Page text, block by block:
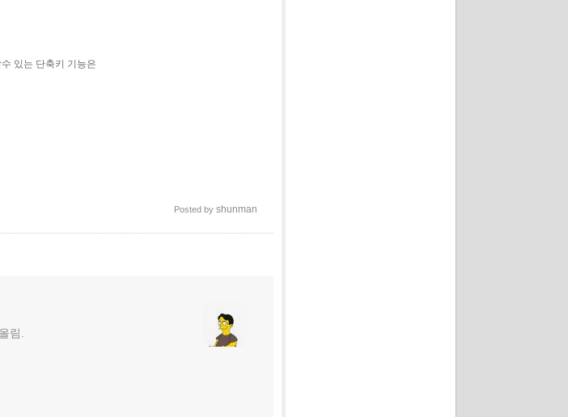
있는 단축키 기능은
Posted by shunman
림.